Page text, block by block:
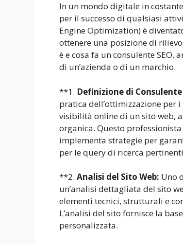
In un mondo digitale in
per il successo di qualsiasi
Engine Optimization) è
ottenere una posizione di
è e cosa fa un consulente
di un’azienda o di un marchio.
**1. Definizione di Consulente
pratica dell’ottimizzazione
visibilità online di un sito web,
organica. Questo
implementa strategie per
per le query di ricerca
**2. Analisi del Sito Web: Uno
un’analisi dettagliata del sito
elementi tecnici, strutturali e
L’analisi del sito fornisce la
personalizzata.